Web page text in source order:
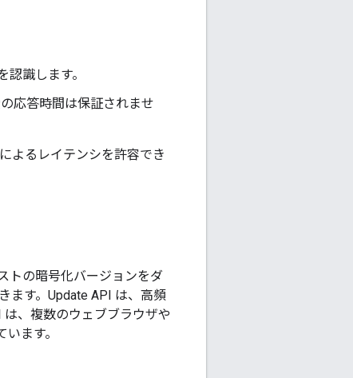
識します。
応答時間は保証されませ
よるレイテンシを許容でき
トの暗号化バージョンをダ
ます。Update API は、高頻
、複数のウェブブラウザや
ます。